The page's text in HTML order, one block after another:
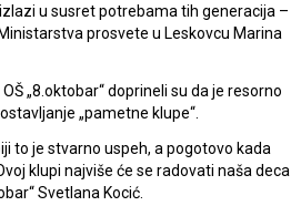
u susret potrebama tih generacija –
prosvete u Leskovcu Marina
„8.oktobar“ doprineli su da je resorno
„pametne klupe“.
to je stvarno uspeh, a pogotovo kada
klupi najviše će se radovati naša deca
Svetlana Kocić.